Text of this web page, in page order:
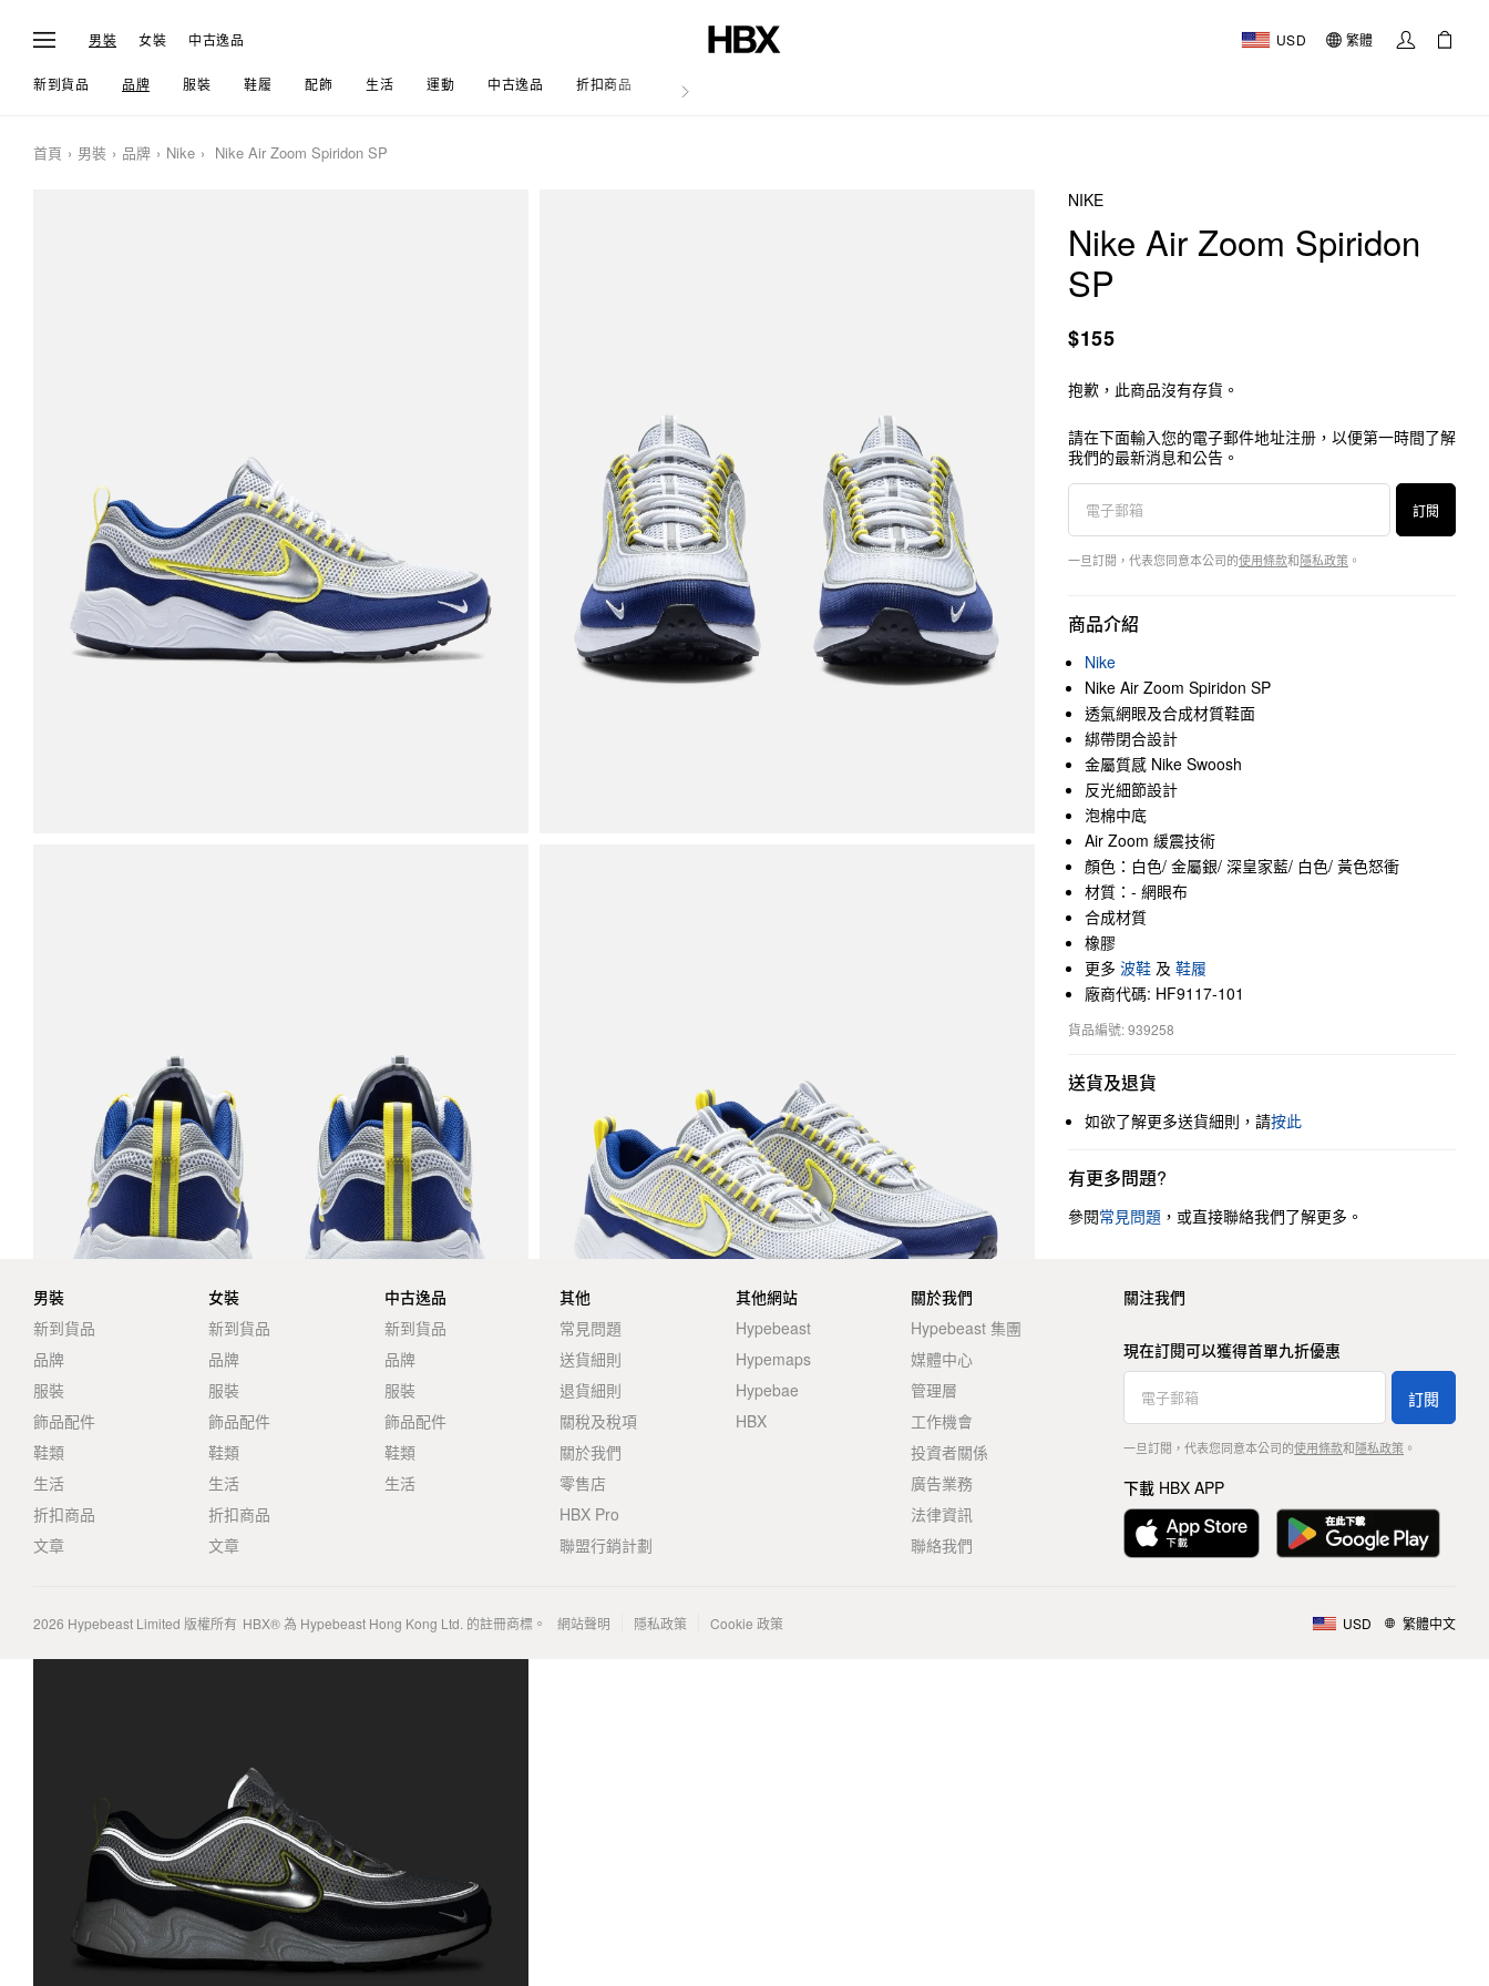
男裝 女裝 中古逸品 USD 繁體
新到貨品 品牌 服裝 鞋履 配飾 生活 運動 中古逸品 折扣商品 文章
首頁 男裝 品牌 Nike Nike Air Zoom Spiridon SP
NIKE
Nike Air Zoom Spiridon
SP
$155
抱歉，此商品沒有存貨。
請在下面輸入您的電子郵件地址注册，以便第一時間了解
我們的最新消息和公告。
訂閱
一旦訂閱，代表您同意本公司的使用條款和隱私政策 。
商品介紹
Nike
Nike Air Zoom Spiridon SP
透氣網眼及合成材質鞋面
綁帶閉合設計
金屬質感 Nike Swoosh
反光細節設計
泡棉中底
Air Zoom 緩震技術
顏色：白色/ 金屬銀/ 深皇家藍/ 白色/ 黃色怒衝
材質：- 網眼布
合成材質
橡膠
更多 波鞋 及 鞋履
廠商代碼: HF9117-101
貨品編號: 939258
送貨及退貨
如欲了解更多送貨細則，請按此
有更多問題?
參閱常見問題 ，或直接聯絡我們了解更多。
男裝
新到貨品
品牌
服裝
飾品配件
鞋類
生活
折扣商品
文章
女裝
新到貨品
品牌
服裝
飾品配件
鞋類
生活
折扣商品
文章
中古逸品
新到貨品
品牌
服裝
飾品配件
鞋類
生活
其他
常見問題
送貨細則
退貨細則
關稅及稅項
關於我們
零售店
HBX Pro
聯盟行銷計劃
其他網站
Hypebeast
Hypemaps
Hypebae
HBX
關於我們
Hypebeast 集團
媒體中心
管理層
工作機會
投資者關係
廣告業務
法律資訊
聯絡我們
關注我們
現在訂閱可以獲得首單九折優惠
訂閱
一旦訂閱，代表您同意本公司的使用條款和隱私政策。
下載 HBX APP
2026 Hypebeast Limited 版權所有 HBX® 為 Hypebeast Hong Kong Ltd. 的註冊商標。 網站聲明 隱私政策 Cookie 政策 USD 繁體中文